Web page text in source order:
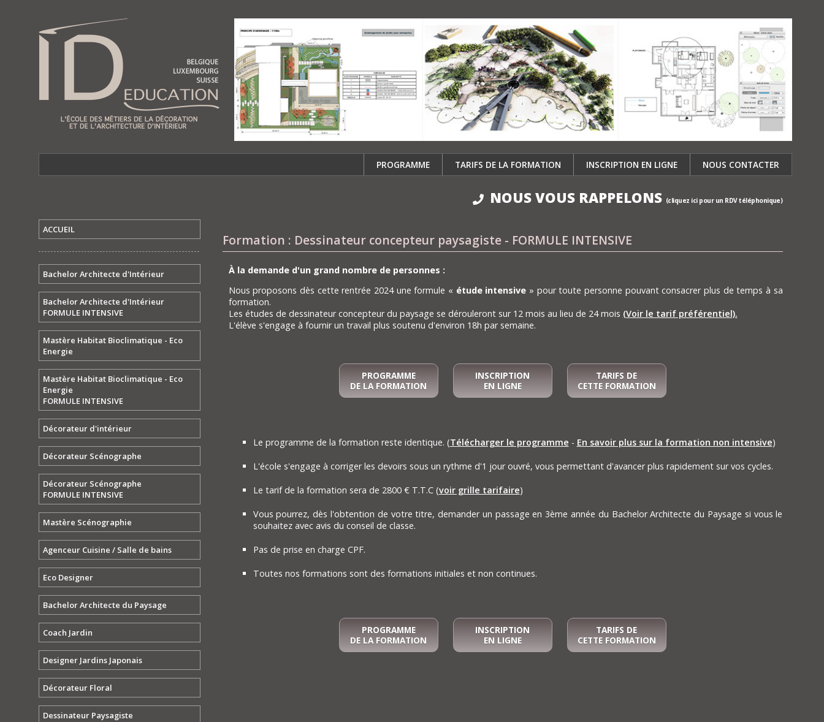
NOUS CONTACTER
INSCRIPTION EN LIGNE
TARIFS DE LA FORMATION
PROGRAMME
NOUS VOUS RAPPELONS (cliquez ici pour un RDV téléphonique)
ACCUEIL
Bachelor Architecte d'Intérieur
Bachelor Architecte d'Intérieur
FORMULE INTENSIVE
Mastère Habitat Bioclimatique - Eco
Energie
Mastère Habitat Bioclimatique - Eco
Energie
FORMULE INTENSIVE
Décorateur d'intérieur
Décorateur Scénographe
Décorateur Scénographe
FORMULE INTENSIVE
Mastère Scénographie
Agenceur Cuisine / Salle de bains
Eco Designer
Bachelor Architecte du Paysage
Coach Jardin
Designer Jardins Japonais
Décorateur Floral
Dessinateur Paysagiste
Formation : Dessinateur concepteur paysagiste - FORMULE INTENSIVE
À la demande d'un grand nombre de personnes :
Nous proposons dès cette rentrée 2024 une formule « étude intensive » pour toute personne pouvant consacrer plus de temps à sa
formation.
Les études de dessinateur concepteur du paysage se dérouleront sur 12 mois au lieu de 24 mois (Voir le tarif préférentiel).
L'élève s'engage à fournir un travail plus soutenu d'environ 18h par semaine.
PROGRAMME
DE LA FORMATION
INSCRIPTION
EN LIGNE
TARIFS DE
CETTE FORMATION
Le programme de la formation reste identique. (Télécharger le programme - En savoir plus sur la formation non intensive)
L'école s'engage à corriger les devoirs sous un rythme d'1 jour ouvré, vous permettant d'avancer plus rapidement sur vos cycles.
Le tarif de la formation sera de 2800 € T.T.C (voir grille tarifaire)
Vous pourrez, dès l'obtention de votre titre, demander un passage en 3ème année du Bachelor Architecte du Paysage si vous le
souhaitez avec avis du conseil de classe.
Pas de prise en charge CPF.
Toutes nos formations sont des formations initiales et non continues.
PROGRAMME
DE LA FORMATION
INSCRIPTION
EN LIGNE
TARIFS DE
CETTE FORMATION